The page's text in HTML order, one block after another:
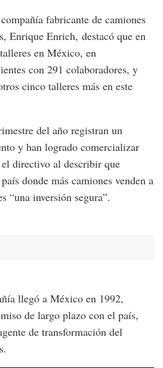
fabricante de camiones
Enrique Enrich, destacó que en
en México, en
con 291 colaboradores, y
cinco talleres más en este
del año registran un
y han logrado comercializar
directivo al describir que
donde más camiones venden a
“una inversión segura”.
llegó a México en 1992,
de largo plazo con el país,
de transformación del